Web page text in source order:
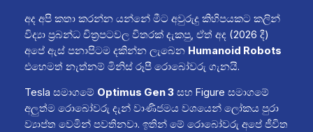
අද අපි කතා කරන්න යන්නේ මීට අවුරුදු කිහිපයකට කලින්
විද්‍යා ප්‍රබන්ධ චිත්‍රපටවල විතරක් දැකපු, ඒත් අද (2026 දී)
අපේ ඇස් පනාපිටම දකින්න ලැබෙන Humanoid Robots
එහෙමත් නැත්නම් මිනිස් රූපී රොබෝවරු ගැනයි.
Tesla සමාගමේ Optimus Gen 3සහ Figure සමාගමේ
අලුත්ම රොබෝවරු දැන් වාණිජමය වශයෙන් ලෝකය පුරා
ව්‍යාප්ත වෙමින් පවතිනවා. ඉතින් මේ රොබෝවරු අපේ ජීවිත